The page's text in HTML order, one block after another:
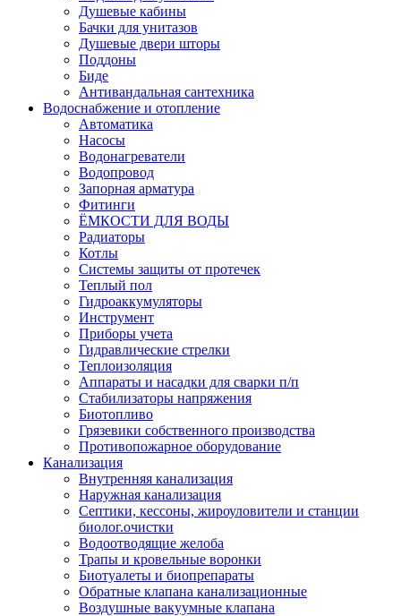
Душевые кабины
Бачки для унитазов
Душевые двери шторы
Поддоны
Биде
Антивандальная сантехника
Водоснабжение и отопление
Автоматика
Насосы
Водонагреватели
Водопровод
Запорная арматура
Фитинги
ЁМКОСТИ ДЛЯ ВОДЫ
Радиаторы
Котлы
Системы защиты от протечек
Теплый пол
Гидроаккумуляторы
Инструмент
Приборы учета
Гидравлические стрелки
Теплоизоляция
Аппараты и насадки для сварки п/п
Стабилизаторы напряжения
Биотопливо
Грязевики собственного производства
Противопожарное оборудование
Канализация
Внутренняя канализация
Наружная канализация
Септики, кессоны, жироуловители и станции
биолог.очистки
Водоотводящие желоба
Трапы и кровельные воронки
Биотуалеты и биопрепараты
Обратные клапана канализационные
Воздушные вакуумные клапана